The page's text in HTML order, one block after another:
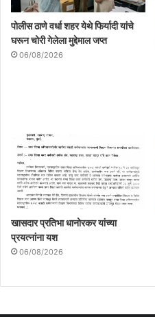
पोलीस ठाणे वर्धा शहर येथे फिर्यादी यांचे
घरून चोरी गेलेला मुद्देमाल जप्त
06/08/2026
खासदार प्रतिभा धानोरकर यांच्या
प्रयत्नांना यश
06/08/2026